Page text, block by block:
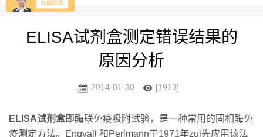
ELISA试剂盒测定错误结果的
原因分析
2014-01-30 [1913]
ELISA试剂盒即酶联免疫吸附试验，是一种常用的固相酶免
疫测定方法。Engvall 和Perlmann于1971年zui先应用该法